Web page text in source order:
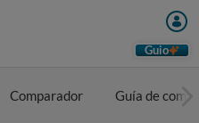
Guio
Comparador Guía de